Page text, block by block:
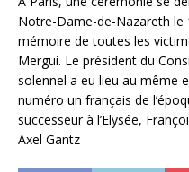
Notre-Dame-de-Nazareth le
mémoire de toutes les
Mergui. Le président du
solennel a eu lieu au même
numéro un français de
successeur à l’Elysée,
Axel Gantz